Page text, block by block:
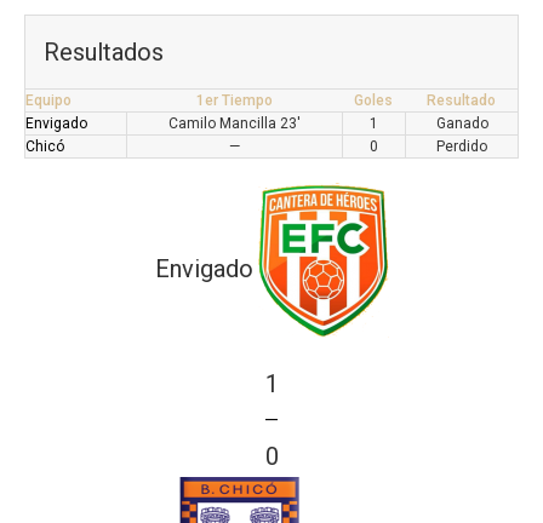
Resultados
Equipo 1er Tiempo Goles
Resultado
Envigado
Camilo Mancilla 23' 1
Ganado
Chicó
— 0 Perdido
Envigado
1
—
0